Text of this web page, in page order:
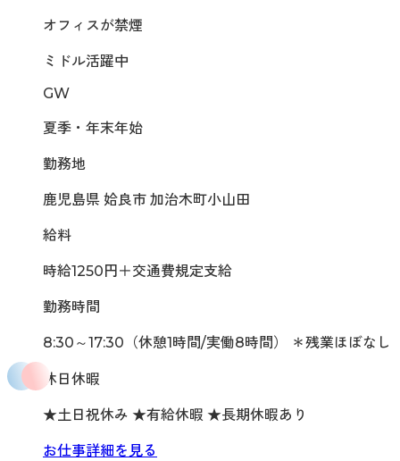
オフィスが禁煙
ミドル活躍中
GW
夏季・年末年始
勤務地
鹿児島県 姶良市 加治木町小山田
給料
時給1250円＋交通費規定支給
勤務時間
8:30～17:30（休憩1時間/実働8時間） ＊残業ほぼなし
休日休暇
★土日祝休み ★有給休暇 ★長期休暇あり
お仕事詳細を見る